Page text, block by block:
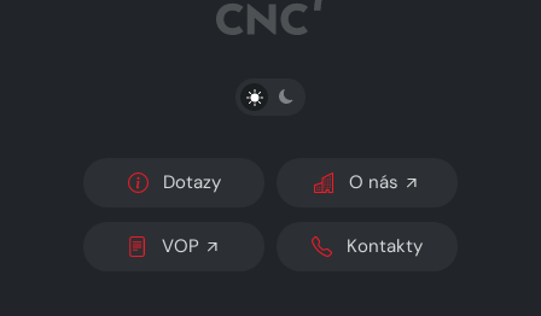
PŘEPNOUT SVĚTLÝ/TMAVÝ REŽIM
Dotazy O nás
VOP Kontakty